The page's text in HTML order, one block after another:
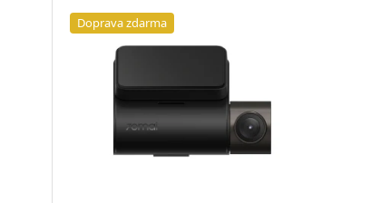
Doprava zdarma